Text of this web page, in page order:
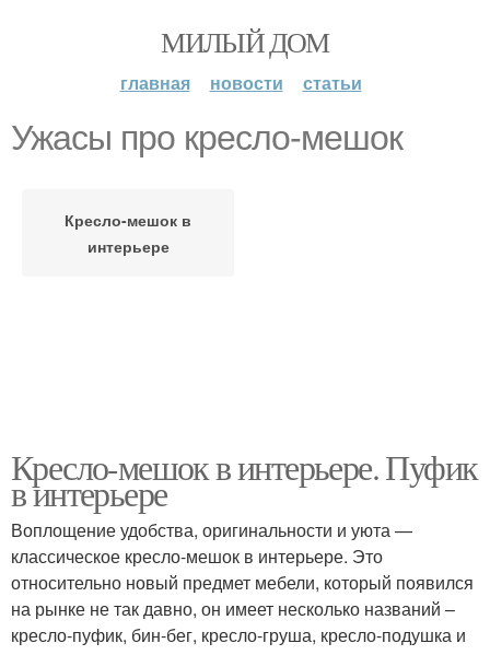
МИЛЫЙ ДОМ
главная новости статьи
Ужасы про кресло-мешок
Кресло-мешок в
интерьере
Кресло-мешок в интерьере. Пуфик
в интерьере
Воплощение удобства, оригинальности и уюта —
классическое кресло-мешок в интерьере. Это
относительно новый предмет мебели, который появился
на рынке не так давно, он имеет несколько названий –
кресло-пуфик, бин-бег, кресло-груша, кресло-подушка и